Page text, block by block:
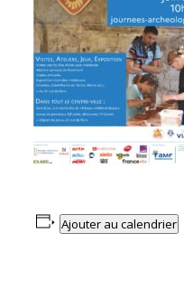
Ajouter au calendrier